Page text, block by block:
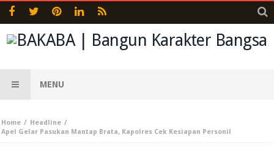
MENU
Home
Headline
Apel Gelar Pasukan Mantap Brata, Kapolres Cek Kesiapan Personil